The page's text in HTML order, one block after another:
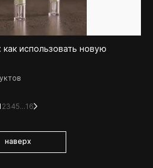
использовать новую
2345...16
наверх